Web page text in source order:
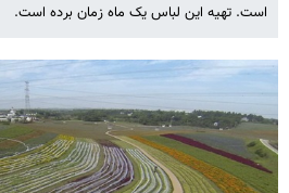
است. تهیه این لباس یک ماه زمان برده است.